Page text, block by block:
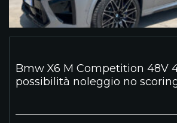
Bmw X6 M Competition 48V
possibilità noleggio no